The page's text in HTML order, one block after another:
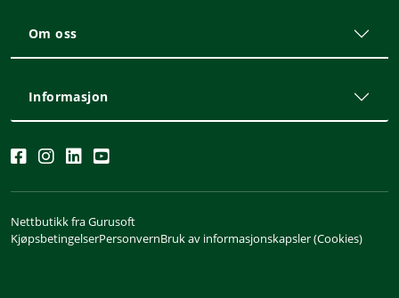
Om oss
Informasjon
Nettbutikk fra Gurusoft
KjøpsbetingelserPersonvernBruk av informasjonskapsler (Cookies)